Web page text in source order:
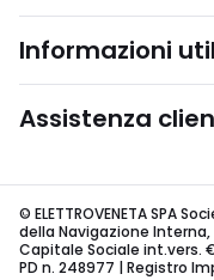
Informazioni
Assistenza
© ELETTROVENETA SPA
della Navigazione Interna,
Capitale Sociale int.vers. €
PD n. 248977 | Registro